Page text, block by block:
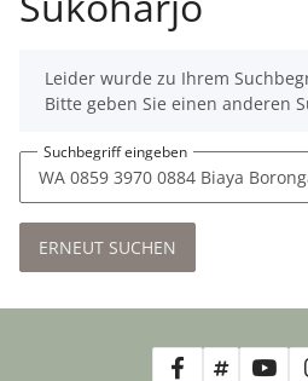
x
Leider wurde zu Ihrem
Bitte geben Sie einen anderen
Suchbegriff eingeben
ERNEUT SUCHEN